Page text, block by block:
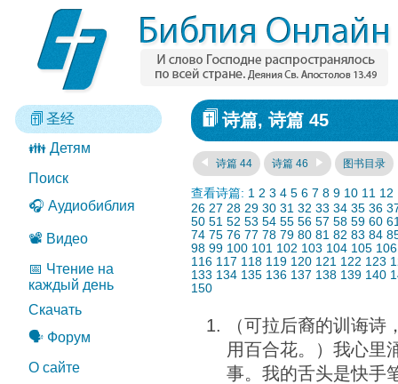
圣经
👪 Детям
Поиск
🎧 Аудиобиблия
📽️ Видео
📅 Чтение на
каждый день
Скачать
🗣️ Форум
О сайте
诗篇, 诗篇 45
诗篇 44 诗篇 46 图书目录
查看诗篇: 1 2 3 4 5 6 7 8 9 10 11 12
26 27 28 29 30 31 32 33 34 35 36
50 51 52 53 54 55 56 57 58 59 60
74 75 76 77 78 79 80 81 82 83 84
98 99 100 101 102 103 104 105 106
116 117 118 119 120 121 122 123
133 134 135 136 137 138 139 140
150
（可拉后裔的训诲
用百合花。）我心里
事。我的舌头是快手